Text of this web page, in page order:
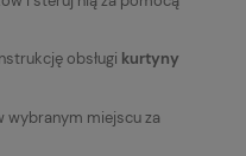
obsługi kurtyny
wybranym miejscu za